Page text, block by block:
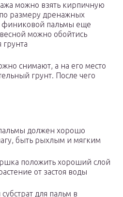
можно взять кирпичную
размеру дренажных
финиковой пальмы еще
можно обойтись
грунта
снимают, а на его место
грунт. После чего
должен хорошо
быть рыхлым и мягким
положить хороший слой
от застоя воды
для пальм в